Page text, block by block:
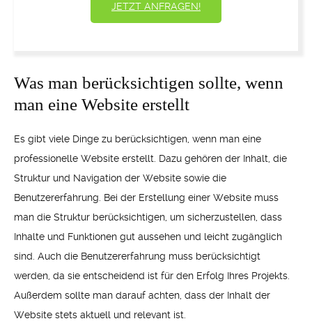
JETZT ANFRAGEN!
Was man berücksichtigen sollte, wenn
man eine Website erstellt
Es gibt viele Dinge zu berücksichtigen, wenn man eine
professionelle Website erstellt. Dazu gehören der Inhalt, die
Struktur und Navigation der Website sowie die
Benutzererfahrung. Bei der Erstellung einer Website muss
man die Struktur berücksichtigen, um sicherzustellen, dass
Inhalte und Funktionen gut aussehen und leicht zugänglich
sind. Auch die Benutzererfahrung muss berücksichtigt
werden, da sie entscheidend ist für den Erfolg Ihres Projekts.
Außerdem sollte man darauf achten, dass der Inhalt der
Website stets aktuell und relevant ist.